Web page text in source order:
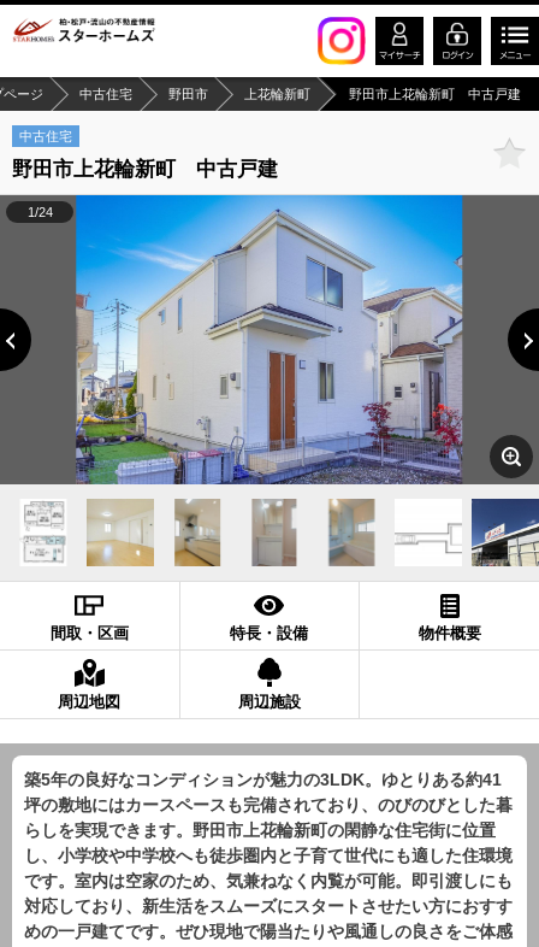
ページ 中古住宅 野田市 上花輪新町 野田市上花輪新町 中古戸建
中古住宅
野田市上花輪新町 中古戸建
1/24
間取・区画 特長・設備 物件概要
周辺地図 周辺施設
築5年の良好なコンディションが魅力の3LDK。ゆとりある約41
坪の敷地にはカースペースも完備されており、のびのびとした暮
らしを実現できます。野田市上花輪新町の閑静な住宅街に位置
し、小学校や中学校へも徒歩圏内と子育て世代にも適した住環境
です。室内は空家のため、気兼ねなく内覧が可能。即引渡しにも
対応しており、新生活をスムーズにスタートさせたい方におすす
めの一戸建てです。ぜひ現地で陽当たりや風通しの良さをご体感